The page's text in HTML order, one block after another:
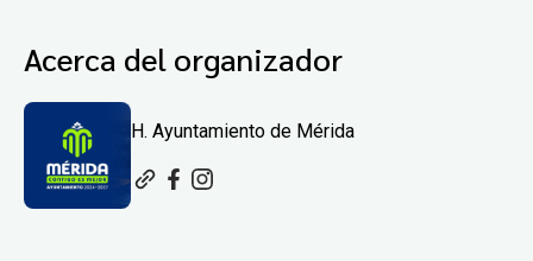
Acerca del organizador
H. Ayuntamiento de Mérida